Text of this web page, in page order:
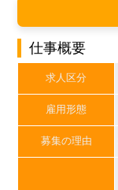
仕事概要
求人区分
雇用形態
募集の理由